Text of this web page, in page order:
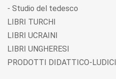
- Studio del tedesco
LIBRI TURCHI
LIBRI UCRAINI
LIBRI UNGHERESI
PRODOTTI DIDATTICO-LUDICI